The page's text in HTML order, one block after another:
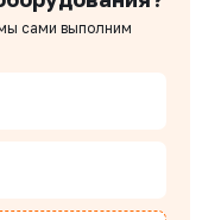
сами выполним